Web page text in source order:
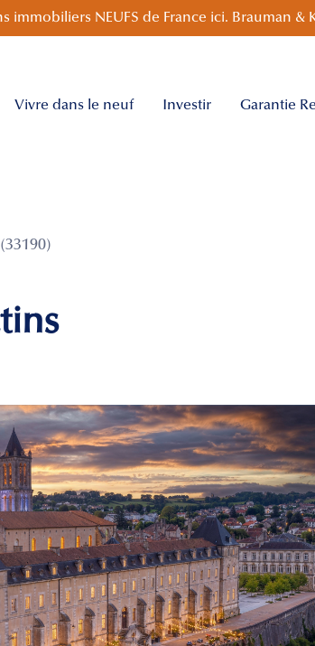
immobiliers NEUFS de France ici. Brauman
Vivre dans le neuf Investir Garantie